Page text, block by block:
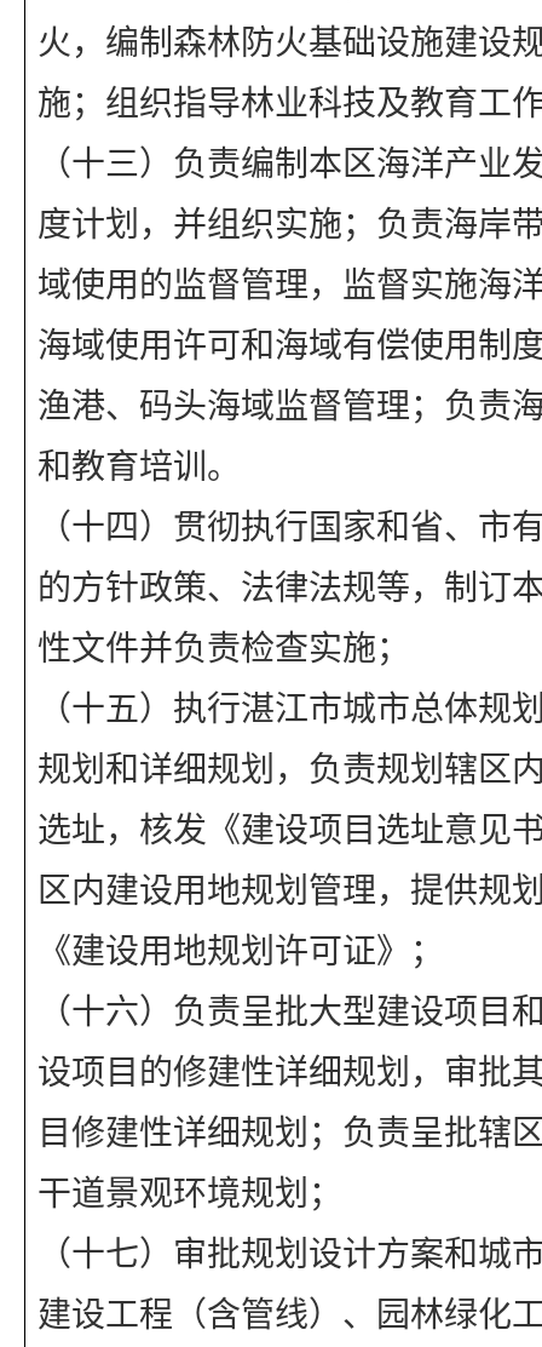
火，编制森林防火基础设施建设
施；组织指导林业科技及教育工
（十三）负责编制本区海洋产业
度计划，并组织实施；负责海岸
域使用的监督管理，监督实施海
海域使用许可和海域有偿使用制
渔港、码头海域监督管理；负责
和教育培训。
（十四）贯彻执行国家和省、市
的方针政策、法律法规等，制订
性文件并负责检查实施；
（十五）执行湛江市城市总体规
规划和详细规划，负责规划辖区
选址，核发《建设项目选址意见
区内建设用地规划管理，提供规
《建设用地规划许可证》；
（十六）负责呈批大型建设项目
设项目的修建性详细规划，审批
目修建性详细规划；负责呈批辖
干道景观环境规划；
（十七）审批规划设计方案和城
建设工程（含管线）、园林绿化